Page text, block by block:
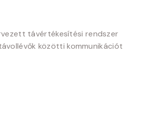
távértékesítési rendszer
közötti kommunikációt